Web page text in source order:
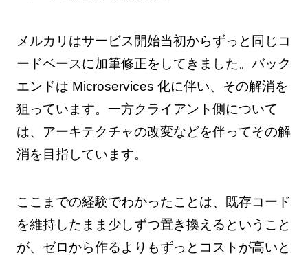
メルカリはサービス開始当初からずっと同じコ
ードベースに加筆修正をしてきました。バック
エンドは Microservices 化に伴い、その解消を
狙っています。一方クライアント側について
は、アーキテクチャの改変などを伴ってその解
消を目指しています。
ここまでの経験でわかったことは、既存コード
を維持したまま少しずつ置き換えるということ
が、ゼロから作るよりもずっとコストが高いと